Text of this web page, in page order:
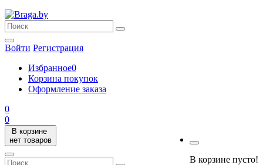
Войти Регистрация
Избранное0
Корзина покупок
Оформление заказа
0
0
В корзине
нет товаров
В корзине пусто!